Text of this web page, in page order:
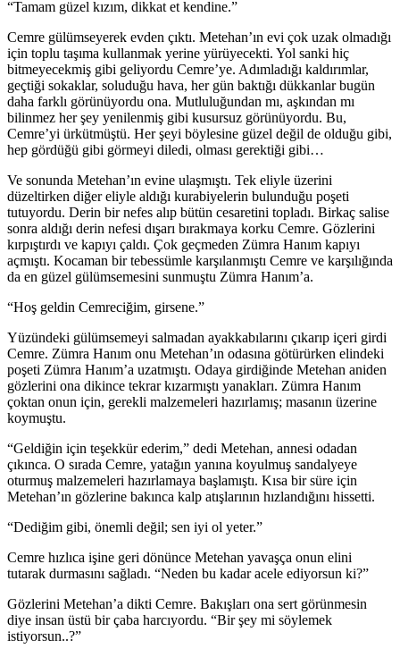
“Tamam güzel kızım, dikkat et kendine.”
Cemre gülümseyerek evden çıktı. Metehan’ın evi çok uzak olmadığı
için toplu taşıma kullanmak yerine yürüyecekti. Yol sanki hiç
bitmeyecekmiş gibi geliyordu Cemre’ye. Adımladığı kaldırımlar,
geçtiği sokaklar, soluduğu hava, her gün baktığı dükkanlar bugün
daha farklı görünüyordu ona. Mutluluğundan mı, aşkından mı
bilinmez her şey yenilenmiş gibi kusursuz görünüyordu. Bu,
Cemre’yi ürkütmüştü. Her şeyi böylesine güzel değil de olduğu gibi,
hep gördüğü gibi görmeyi diledi, olması gerektiği gibi…
Ve sonunda Metehan’ın evine ulaşmıştı. Tek eliyle üzerini
düzeltirken diğer eliyle aldığı kurabiyelerin bulunduğu poşeti
tutuyordu. Derin bir nefes alıp bütün cesaretini topladı. Birkaç salise
sonra aldığı derin nefesi dışarı bırakmaya korku Cemre. Gözlerini
kırpıştırdı ve kapıyı çaldı. Çok geçmeden Zümra Hanım kapıyı
açmıştı. Kocaman bir tebessümle karşılanmıştı Cemre ve karşılığında
da en güzel gülümsemesini sunmuştu Zümra Hanım’a.
“Hoş geldin Cemreciğim, girsene.”
Yüzündeki gülümsemeyi salmadan ayakkabılarını çıkarıp içeri girdi
Cemre. Zümra Hanım onu Metehan’ın odasına götürürken elindeki
poşeti Zümra Hanım’a uzatmıştı. Odaya girdiğinde Metehan aniden
gözlerini ona dikince tekrar kızarmıştı yanakları. Zümra Hanım
çoktan onun için, gerekli malzemeleri hazırlamış; masanın üzerine
koymuştu.
“Geldiğin için teşekkür ederim,” dedi Metehan, annesi odadan
çıkınca. O sırada Cemre, yatağın yanına koyulmuş sandalyeye
oturmuş malzemeleri hazırlamaya başlamıştı. Kısa bir süre için
Metehan’ın gözlerine bakınca kalp atışlarının hızlandığını hissetti.
“Dediğim gibi, önemli değil; sen iyi ol yeter.”
Cemre hızlıca işine geri dönünce Metehan yavaşça onun elini
tutarak durmasını sağladı. “Neden bu kadar acele ediyorsun ki?”
Gözlerini Metehan’a dikti Cemre. Bakışları ona sert görünmesin
diye insan üstü bir çaba harcıyordu. “Bir şey mi söylemek
istiyorsun..?”